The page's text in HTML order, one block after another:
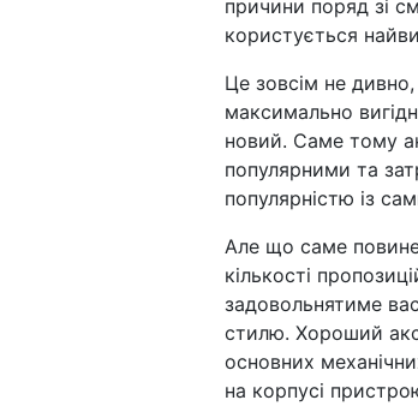
причини поряд зі
користується
Це зовсім не
максимально
новий. Саме тому
популярними та
популярністю із
Але що саме
кількості
задовольнятиме
стилю. Хороший
основних
на корпусі